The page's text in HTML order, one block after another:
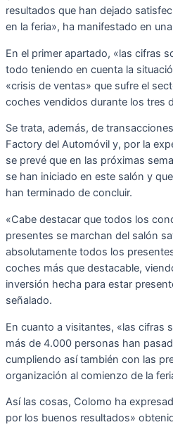
resultados que han dejado
en la feria», ha manifestado en
En el primer apartado, «las cifras
todo teniendo en cuenta la
«crisis de ventas» que sufre el
coches vendidos durante los tres
Se trata, además, de
Factory del Automóvil y, por la
se prevé que en las próximas
se han iniciado en este salón y
han terminado de concluir.
«Cabe destacar que todos los
presentes se marchan del salón
absolutamente todos los
coches más que destacable,
inversión hecha para estar
señalado.
En cuanto a visitantes, «las cifras
más de 4.000 personas han
cumpliendo así también con las
organización al comienzo de la
Así las cosas, Colomo ha
por los buenos resultados»